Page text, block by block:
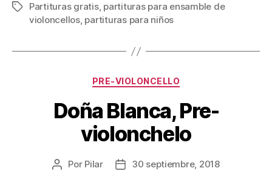
Etiquetas
Partituras gratis, partituras para ensamble de
violoncellos, partituras para niños
Categorías
PRE-VIOLONCELLO
Doña Blanca, Pre-
violonchelo
Autor
Por Pilar
Fecha30 septiembre, 2018